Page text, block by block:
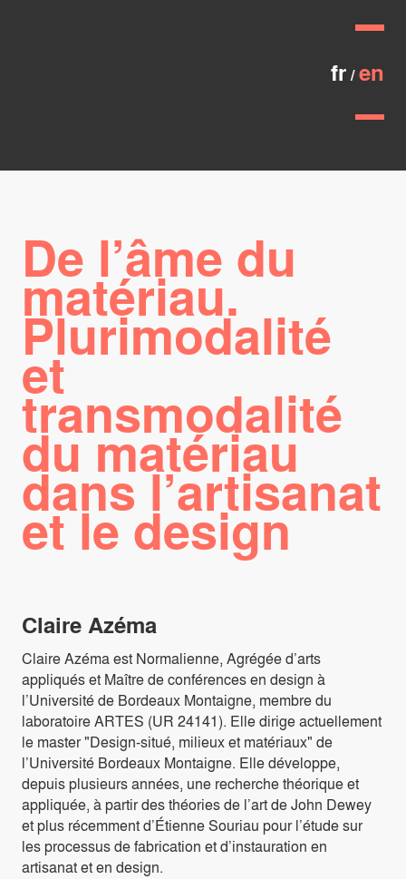
fr en
De l’âme du
matériau.
Plurimodalité
et
transmodalité
du matériau
dans l’artisanat
et le design
Claire Azéma
Claire Azéma est Normalienne, Agrégée d’arts
appliqués et Maître de conférences en design à
l’Université de Bordeaux Montaigne, membre du
laboratoire ARTES (UR 24141). Elle dirige actuellement
le master "Design-situé, milieux et matériaux" de
l’Université Bordeaux Montaigne. Elle développe,
depuis plusieurs années, une recherche théorique et
appliquée, à partir des théories de l’art de John Dewey
et plus récemment d’Étienne Souriau pour l’étude sur
les processus de fabrication et d’instauration en
artisanat et en design.